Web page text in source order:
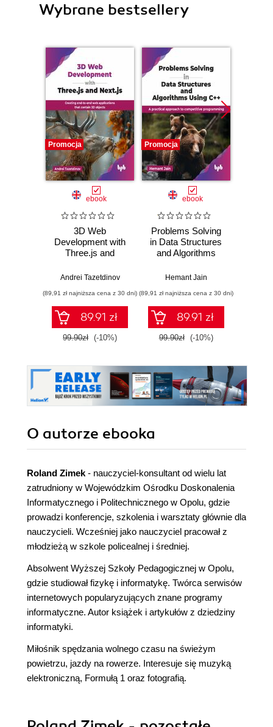
Wybrane bestsellery
Promocja
ebook
3D Web
Development with
Three.js and
Andrei Tazetdinov
(89,91 zł najniższa cena z 30 dni)
89.91 zł
99.90zł (-10%)
Promocja
ebook
Problems Solving
in Data Structures
and Algorithms
Hemant Jain
(89,91 zł najniższa cena z 30 dni)
89.91 zł
99.90zł (-10%)
O autorze ebooka
Roland Zimek - nauczyciel-konsultant od wielu lat
zatrudniony w Wojewódzkim Ośrodku Doskonalenia
Informatycznego i Politechnicznego w Opolu, gdzie
prowadzi konferencje, szkolenia i warsztaty głównie dla
nauczycieli. Wcześniej jako nauczyciel pracował z
młodzieżą w szkole policealnej i średniej.
Absolwent Wyższej Szkoły Pedagogicznej w Opolu,
gdzie studiował fizykę i informatykę. Twórca serwisów
internetowych popularyzujących znane programy
informatyczne. Autor książek i artykułów z dziedziny
informatyki.
Miłośnik spędzania wolnego czasu na świeżym
powietrzu, jazdy na rowerze. Interesuje się muzyką
elektroniczną, Formułą 1 oraz fotografią.